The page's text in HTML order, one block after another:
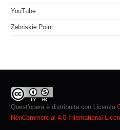
YouTube
Zabriskie Point
Quest'opera è distribuita con Licenza
NonCommercial 4.0 International